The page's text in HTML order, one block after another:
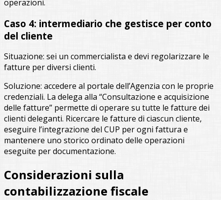
operazioni.
Caso 4: intermediario che gestisce per conto
del cliente
Situazione: sei un commercialista e devi regolarizzare le
fatture per diversi clienti.
Soluzione: accedere al portale dell’Agenzia con le proprie
credenziali. La delega alla “Consultazione e acquisizione
delle fatture” permette di operare su tutte le fatture dei
clienti deleganti. Ricercare le fatture di ciascun cliente,
eseguire l’integrazione del CUP per ogni fattura e
mantenere uno storico ordinato delle operazioni
eseguite per documentazione.
Considerazioni sulla
contabilizzazione fiscale